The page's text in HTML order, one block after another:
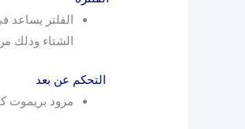
الشتاء وذلك
التحكم عن بعد
مزود بريموت